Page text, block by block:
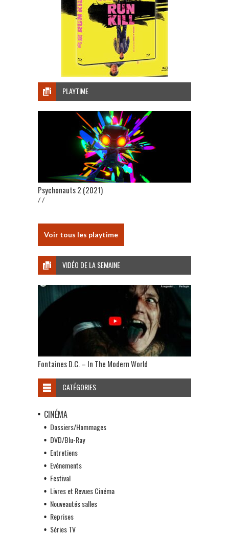
PLAYTIME
Psychonauts 2 (2021)
/ /
Voir tous les playtime
VIDÉO DE LA SEMAINE
Fontaines D.C. – In The Modern World
CATÉGORIES
CINÉMA
Dossiers/Hommages
DVD/Blu-Ray
Entretiens
Evénements
Festival
Livres et Revues Cinéma
Nouveautés salles
Reprises
Séries TV